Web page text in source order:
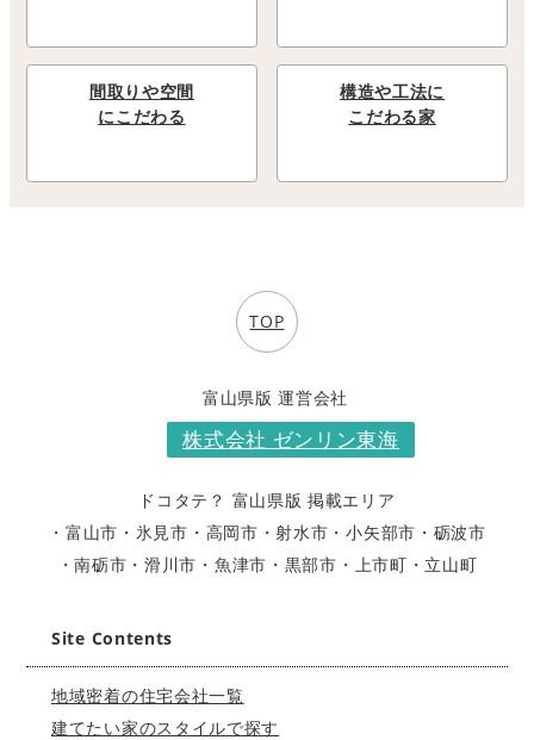
間取りや空間
にこだわる
構造や工法に
こだわる家
TOP
富山県版 運営会社
株式会社 ゼンリン東海
ドコタテ？ 富山県版 掲載エリア
・富山市 ・氷見市 ・高岡市 ・射水市 ・小矢部市 ・砺波市
・南砺市 ・滑川市 ・魚津市 ・黒部市 ・上市町 ・立山町
Site Contents
地域密着の住宅会社一覧
建てたい家のスタイルで探す